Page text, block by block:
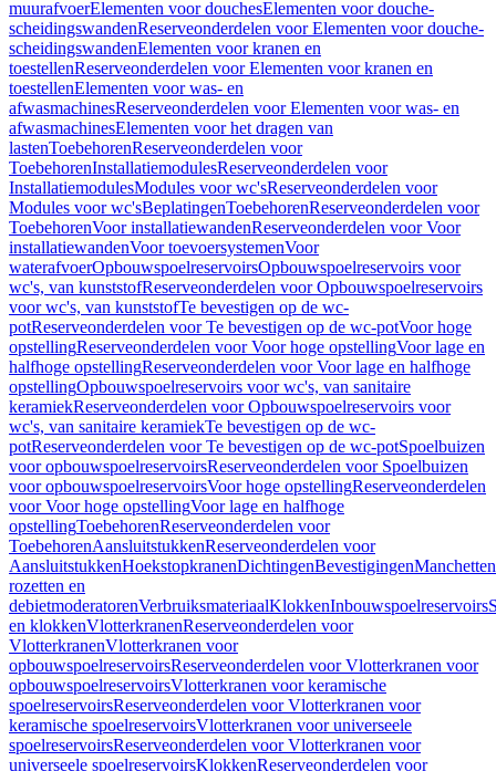
muurafvoerElementen voor douchesElementen voor douche-
scheidingswandenReserveonderdelen voor Elementen voor douche-
scheidingswandenElementen voor kranen en
toestellenReserveonderdelen voor Elementen voor kranen en
toestellenElementen voor was- en
afwasmachinesReserveonderdelen voor Elementen voor was- en
afwasmachinesElementen voor het dragen van
lastenToebehorenReserveonderdelen voor
ToebehorenInstallatiemodulesReserveonderdelen voor
InstallatiemodulesModules voor wc'sReserveonderdelen voor
Modules voor wc'sBeplatingenToebehorenReserveonderdelen voor
ToebehorenVoor installatiewandenReserveonderdelen voor Voor
installatiewandenVoor toevoersystemenVoor
waterafvoerOpbouwspoelreservoirsOpbouwspoelreservoirs voor
wc's, van kunststofReserveonderdelen voor Opbouwspoelreservoirs
voor wc's, van kunststofTe bevestigen op de wc-
potReserveonderdelen voor Te bevestigen op de wc-potVoor hoge
opstellingReserveonderdelen voor Voor hoge opstellingVoor lage en
halfhoge opstellingReserveonderdelen voor Voor lage en halfhoge
opstellingOpbouwspoelreservoirs voor wc's, van sanitaire
keramiekReserveonderdelen voor Opbouwspoelreservoirs voor
wc's, van sanitaire keramiekTe bevestigen op de wc-
potReserveonderdelen voor Te bevestigen op de wc-potSpoelbuizen
voor opbouwspoelreservoirsReserveonderdelen voor Spoelbuizen
voor opbouwspoelreservoirsVoor hoge opstellingReserveonderdelen
voor Voor hoge opstellingVoor lage en halfhoge
opstellingToebehorenReserveonderdelen voor
ToebehorenAansluitstukkenReserveonderdelen voor
AansluitstukkenHoekstopkranenDichtingenBevestigingenManchetten
rozetten en
debietmoderatorenVerbruiksmateriaalKlokkenInbouwspoelreservoirs
en klokkenVlotterkranenReserveonderdelen voor
VlotterkranenVlotterkranen voor
opbouwspoelreservoirsReserveonderdelen voor Vlotterkranen voor
opbouwspoelreservoirsVlotterkranen voor keramische
spoelreservoirsReserveonderdelen voor Vlotterkranen voor
keramische spoelreservoirsVlotterkranen voor universeele
spoelreservoirsReserveonderdelen voor Vlotterkranen voor
universeele spoelreservoirsKlokkenReserveonderdelen voor